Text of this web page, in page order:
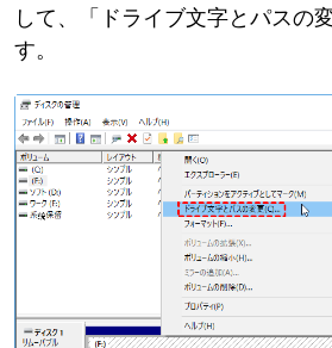
して、「ドライブ文字とパスの
す。